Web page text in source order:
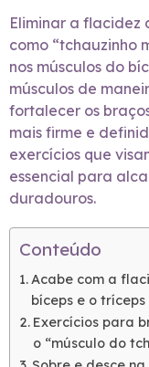
Eliminar a flacidez
como “tchauzinho
nos músculos do
músculos de
fortalecer os
mais firme e
exercícios que
essencial para
duradouros.
Conteúdo
Acabe com a
bíceps e o tríceps
Exercícios para
o “músculo do